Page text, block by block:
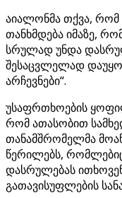
აიალონმა თქვა,
თანხმდება იმაზე,
სრულად უნდა
შესაცვლელად
არჩევნები“.
უსაფრთხოების
რომ ათასობით
თანამშრომელმა
წერილებს,
დასრულებას
გათავისუფლების